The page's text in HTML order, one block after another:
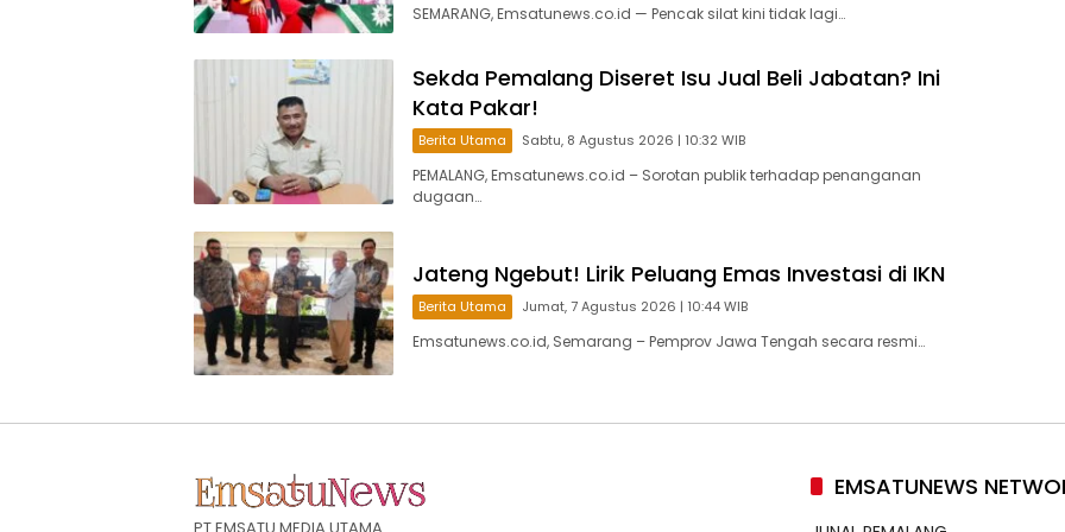
SEMARANG, Emsatunews.co.id — Pencak silat kini tidak lagi…
Sekda Pemalang Diseret Isu Jual Beli Jabatan? Ini
Kata Pakar!
Berita Utama Sabtu, 8 Agustus 2026 | 10:32 WIB
PEMALANG, Emsatunews.co.id – Sorotan publik terhadap penanganan
dugaan…
Jateng Ngebut! Lirik Peluang Emas Investasi di IKN
Berita Utama Jumat, 7 Agustus 2026 | 10:44 WIB
Emsatunews.co.id, Semarang – Pemprov Jawa Tengah secara resmi…
EMSATUNEWS